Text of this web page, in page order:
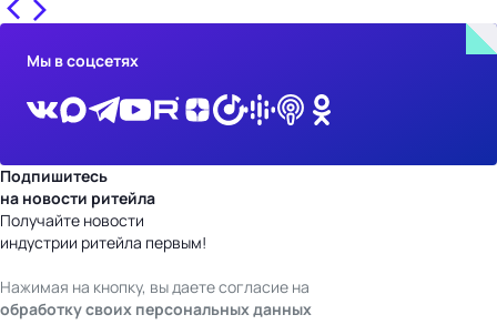
Мы в соцсетях
Подпишитесь
на новости ритейла
Получайте новости
индустрии ритейла первым!
Нажимая на кнопку, вы даете согласие на
обработку своих персональных данных